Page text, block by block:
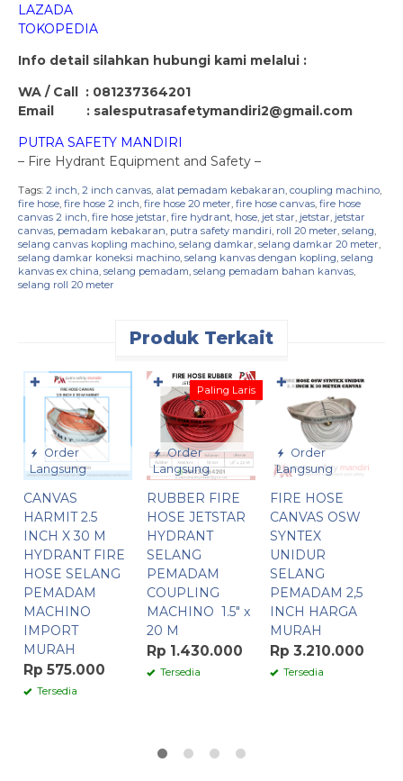
LAZADA
TOKOPEDIA
Info detail silahkan hubungi kami melalui :
WA / Call : 081237364201
Email : salesputrasafetymandiri2@gmail.com
PUTRA SAFETY MANDIRI
– Fire Hydrant Equipment and Safety –
Tags: 2 inch 2 inch canvas alat pemadam kebakaran coupling machino
fire hose fire hose 2 inch fire hose 20 meter fire hose canvas fire hose
canvas 2 inch fire hose jetstar fire hydrant hose jet star jetstar jetstar
canvas pemadam kebakaran putra safety mandiri roll 20 meter selang
selang canvas kopling machino selang damkar selang damkar 20 meter
selang damkar koneksi machino selang kanvas dengan kopling selang
kanvas ex china selang pemadam selang pemadam bahan kanvas
selang roll 20 meter
Produk Terkait
Order
Langsung
CANVAS
HARMIT 2.5
INCH X 30 M
HYDRANT FIRE
HOSE SELANG
PEMADAM
MACHINO
IMPORT
MURAH
Rp 575.000
Tersedia
✚
Order
Langsung
Paling Laris
RUBBER FIRE
HOSE JETSTAR
HYDRANT
SELANG
PEMADAM
COUPLING
MACHINO 1.5″ x
20 M
Rp 1.430.000
Tersedia
✚
Order
Langsung
FIRE HOSE
CANVAS OSW
SYNTEX
UNIDUR
SELANG
PEMADAM 2,5
INCH HARGA
MURAH
Rp 3.210.000
Tersedia
✚